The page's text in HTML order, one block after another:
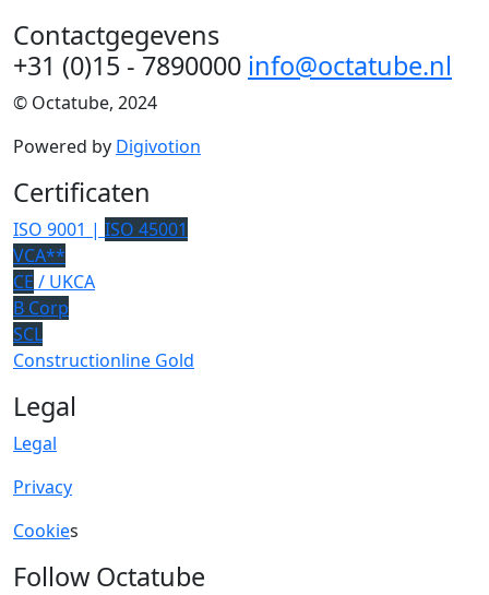
Contactgegevens
+31 (0)15 - 7890000 info@octatube.nl
© Octatube, 2024
Powered by Digivotion
Certificaten
ISO 9001 | ISO 45001
VCA**
CE / UKCA
B Corp
SCL
Constructionline Gold
Legal
Legal
Privacy
Cookies
Follow Octatube